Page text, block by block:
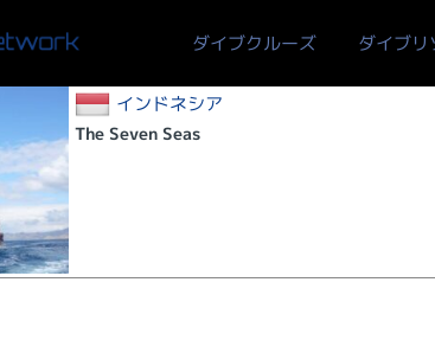
ダイブクルーズ ダイブリ
インドネシア
The Seven Seas